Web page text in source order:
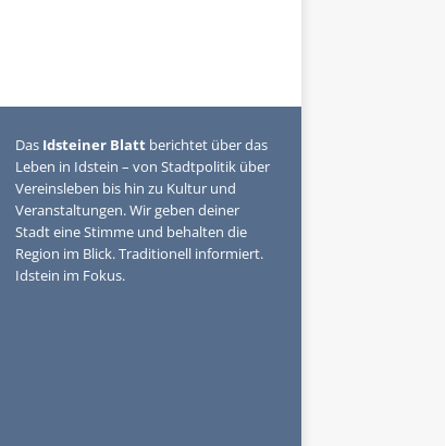
Das Idsteiner Blattberichtet über das
Leben in Idstein – von Stadtpolitik über
Vereinsleben bis hin zu Kultur und
Veranstaltungen. Wir geben deiner
Stadt eine Stimme und behalten die
Region im Blick. Traditionell informiert.
Idstein im Fokus.